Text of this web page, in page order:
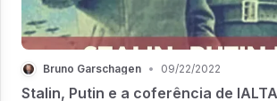
Bruno Garschagen • 09/22/2022
Stalin, Putin e a coferência de IALTA